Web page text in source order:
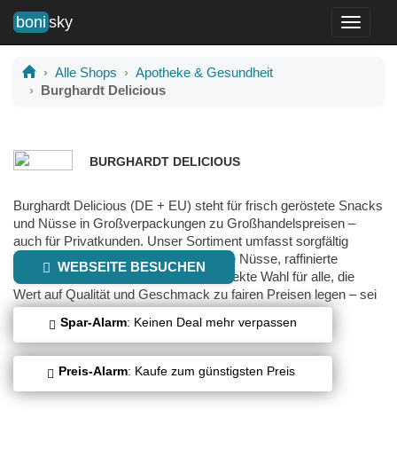
Toggle
boni sky
Alle Shops
Apotheke & Gesundheit
Burghardt Delicious
BURGHARDT DELICIOUS
Burghardt Delicious (DE + EU) steht für frisch geröstete Snacks
und Nüsse in Großverpackungen zu Großhandelspreisen –
auch für Privatkunden. Unser Sortiment umfasst sorgfältig
ausgewählte Trockenfrüchte, knackige Nüsse, raffinierte
Snacks und erlesene Weine – die perfekte Wahl für alle, die
Wert auf Qualität und Geschmack zu fairen Preisen legen – sei
es für den täglichen Genuss oder besondere Anlässe.
WEBSEITE BESUCHEN
Spar-Alarm: Keinen Deal mehr verpassen
Preis-Alarm: Kaufe zum günstigsten Preis